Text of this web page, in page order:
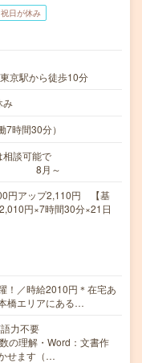
祝日が休み
京駅から徒歩10分
時間30分）
談可能で
～
円アップ2,110円 【基
円×7時間30分×21日
！／時給2010円＊在宅あ
橋エリアにある…
力不要
の理解・Word：文書作
せます（…